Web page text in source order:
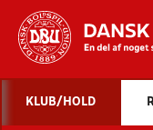
KLUB/HOLD